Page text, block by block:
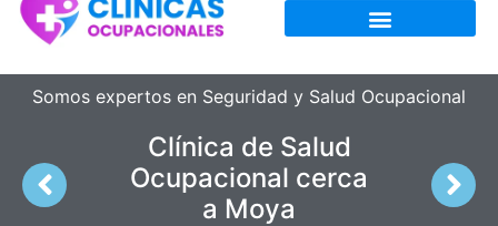
Somos expertos en Seguridad y Salud Ocupacional
Clínica de Salud
Ocupacional cerca
a Moya